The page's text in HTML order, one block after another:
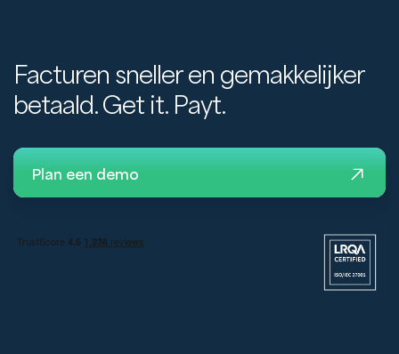
Facturen sneller en gemakkelijker
betaald. Get it. Payt.
Plan een demo